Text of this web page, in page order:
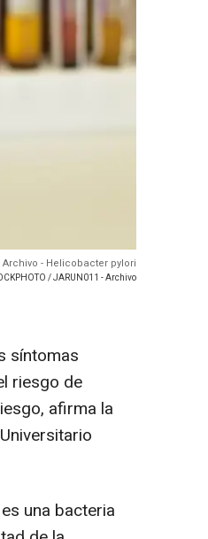
Archivo - Helicobacter pylori
/ JARUN011 - Archivo
síntomas
riesgo de
afirma la
una bacteria